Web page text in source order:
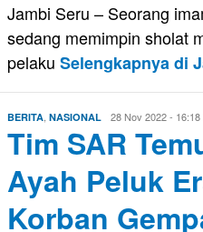
Jambi Seru – Seorang
sedang memimpin sholat
pelaku Selengkapnya di
BERITA NASIONAL Firman
Saputra
28 Nov 2022 - 16:18
Tim SAR
Ayah Peluk
Korban